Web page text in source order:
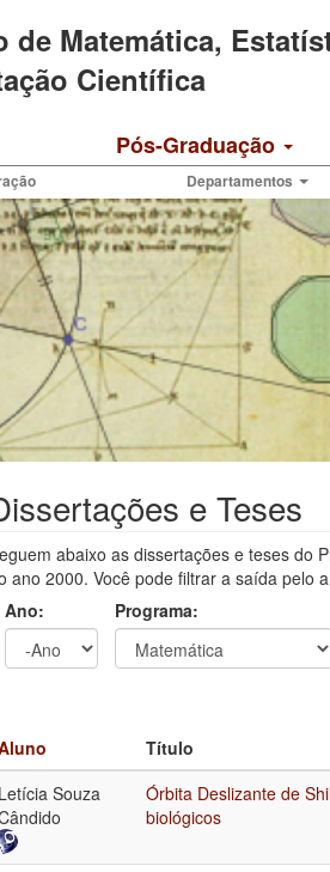
de Matemática,
Científica
Pós-Graduação
Departamentos
e Teses
abaixo as dissertações e teses do
ano 2000. Você pode filtrar a saída pelo
Ano:
Programa:
Título
Letícia Souza
Órbita Deslizante de
biológicos